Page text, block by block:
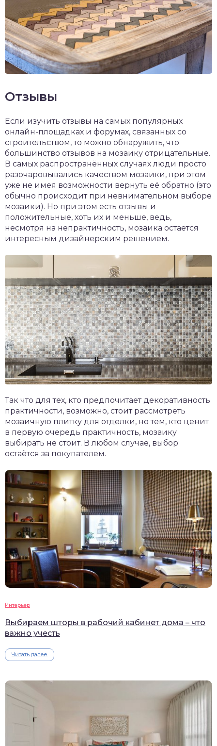
Отзывы
Если изучить отзывы на самых популярных
онлайн-площадках и форумах, связанных со
строительством, то можно обнаружить, что
большинство отзывов на мозаику отрицательные.
В самых распространённых случаях люди просто
разочаровывались качеством мозаики, при этом
уже не имея возможности вернуть её обратно (это
обычно происходит при невнимательном выборе
мозаики). Но при этом есть отзывы и
положительные, хоть их и меньше, ведь,
несмотря на непрактичность, мозаика остаётся
интересным дизайнерским решением.
Так что для тех, кто предпочитает декоративность
практичности, возможно, стоит рассмотреть
мозаичную плитку для отделки, но тем, кто ценит
в первую очередь практичность, мозаику
выбирать не стоит. В любом случае, выбор
остаётся за покупателем.
Интерьер
Выбираем шторы в рабочий кабинет дома – что
важно учесть
Читать далее